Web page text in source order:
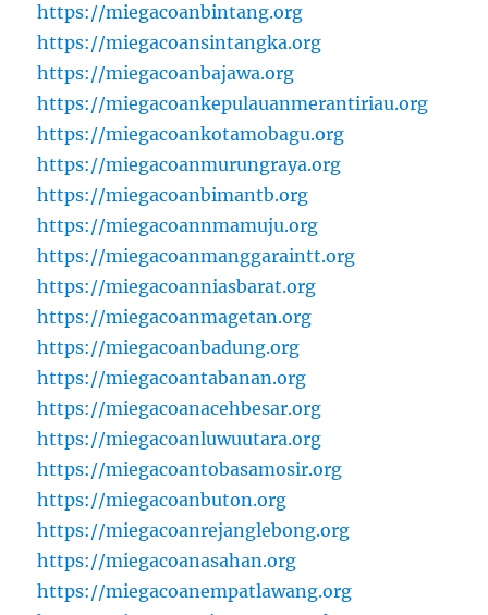
https://miegacoanbintang.org
https://miegacoansintangka.org
https://miegacoanbajawa.org
https://miegacoankepulauanmerantiriau.org
https://miegacoankotamobagu.org
https://miegacoanmurungraya.org
https://miegacoanbimantb.org
https://miegacoannmamuju.org
https://miegacoanmanggaraintt.org
https://miegacoanniasbarat.org
https://miegacoanmagetan.org
https://miegacoanbadung.org
https://miegacoantabanan.org
https://miegacoanacehbesar.org
https://miegacoanluwuutara.org
https://miegacoantobasamosir.org
https://miegacoanbuton.org
https://miegacoanrejanglebong.org
https://miegacoanasahan.org
https://miegacoanempatlawang.org